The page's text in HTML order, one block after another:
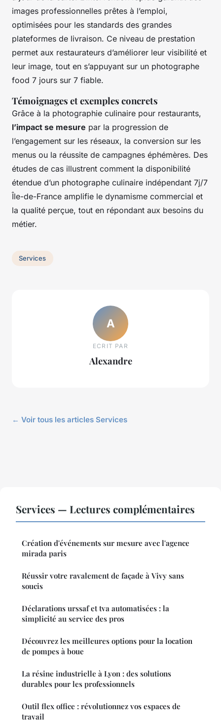
images professionnelles prêtes à l’emploi,
optimisées pour les standards des grandes
plateformes de livraison. Ce niveau de prestation
permet aux restaurateurs d’améliorer leur visibilité et
leur image, tout en s’appuyant sur un photographe
food 7 jours sur 7 fiable.
Témoignages et exemples concrets
Grâce à la photographie culinaire pour restaurants,
l’impact se mesure par la progression de
l’engagement sur les réseaux, la conversion sur les
menus ou la réussite de campagnes éphémères. Des
études de cas illustrent comment la disponibilité
étendue d’un photographe culinaire indépendant 7j/7
Île-de-France amplifie le dynamisme commercial et
la qualité perçue, tout en répondant aux besoins du
métier.
Services
A
ECRIT PAR
Alexandre
← Voir tous les articles Services
Services — Lectures complémentaires
Création d'événements sur mesure avec l'agence
mirada paris
Réussir votre ravalement de façade à Vivy sans
soucis
Déclarations urssaf et tva automatisées : la
simplicité au service des pros
Découvrez les meilleures options pour la location
de pompes à boue
La résine industrielle à Lyon : des solutions
durables pour les professionnels
Outil flex office : révolutionnez vos espaces de
travail